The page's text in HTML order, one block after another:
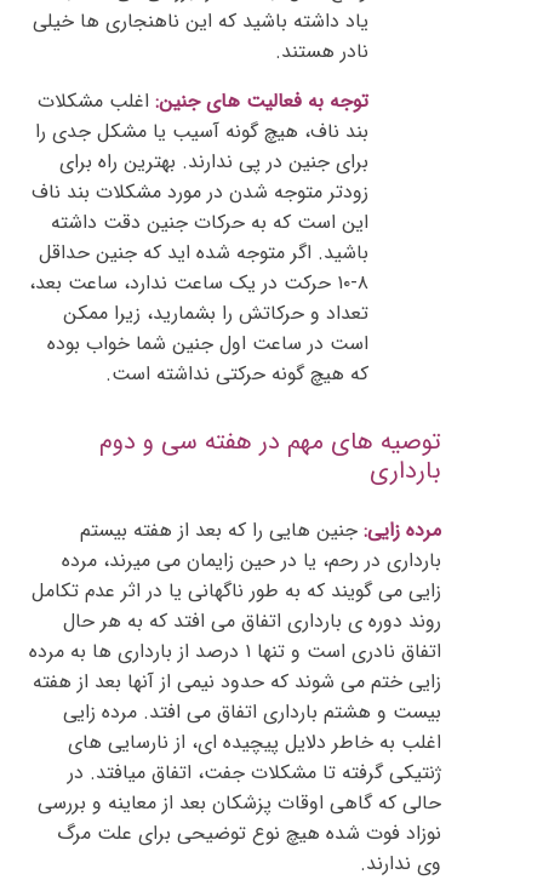
یاد داشته باشید که این ناهنجاری ها خیلی
نادر هستند.
توجه به فعالیت های جنین: اغلب مشکلات
بند ناف، هیچ گونه آسیب یا مشکل جدی را
برای جنین در پی ندارند. بهترین راه برای
زودتر متوجه شدن در مورد مشکلات بند ناف
این است که به حرکات جنین دقت داشته
باشید. اگر متوجه شده اید که جنین حداقل
۸-۱۰ حرکت در یک ساعت ندارد، ساعت بعد،
تعداد و حرکاتش را بشمارید، زیرا ممکن
است در ساعت اول جنین شما خواب بوده
که هیچ گونه حرکتی نداشته است.
توصیه های مهم در هفته سی و دوم
بارداری
مرده زایی: جنین هایی را که بعد از هفته بیستم
بارداری در رحم، یا در حین زایمان می میرند، مرده
زایی می گویند که به طور ناگهانی یا در اثر عدم تکامل
روند دوره ی بارداری اتفاق می افتد که به هر حال
اتفاق نادری است و تنها ۱ درصد از بارداری ها به مرده
زایی ختم می شوند که حدود نیمی از آنها بعد از هفته
بیست و هشتم بارداری اتفاق می افتد. مرده زایی
اغلب به خاطر دلایل پیچیده ای، از نارسایی های
ژنتیکی گرفته تا مشکلات جفت، اتفاق میافتد. در
حالی که گاهی اوقات پزشکان بعد از معاینه و بررسی
نوزاد فوت شده هیچ نوع توضیحی برای علت مرگ
وی ندارند.